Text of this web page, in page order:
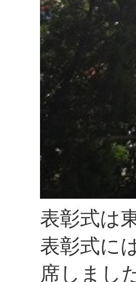
表彰式は
表彰式に
席しまし